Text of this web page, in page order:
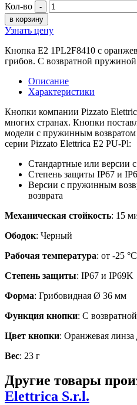
Кол-во -
в корзину
Узнать цену
Кнопка E2 1PL2F8410 с
грибов. С возвратной
Описание
Характеристики
Кнопки компании Pizzato
многих странах. Кнопки
модели с пружинным возвратом
серии Pizzato Elettrica E2 PU-Pl:
Стандартные или версии
Степень защиты IP67 и
Версии с пружинным
возврата
Механическая стойкость: 15
Ободок: Черный
Рабочая температура: от -25
Степень защиты: IP67 и IP69K
Форма: Грибовидная Ø 36 мм
Функция кнопки: С
Цвет кнопки: Оранжевая
Вес: 23 г
Другие товары
Elettrica S.r.l.